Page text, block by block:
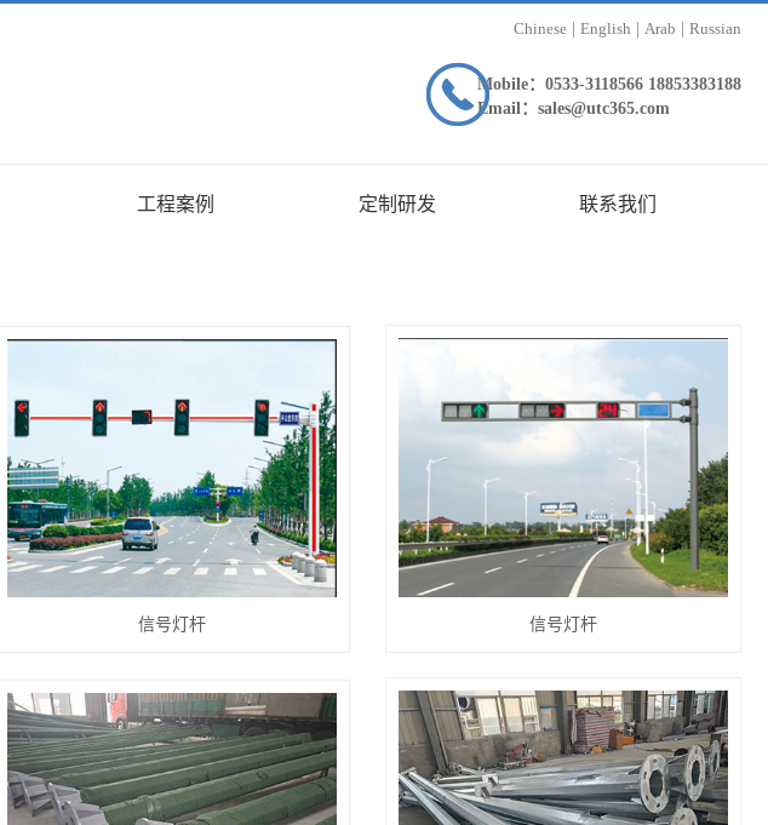
Chinese English Arab Russian
Mobile：0533-3118566 18853383188
Email：sales@utc365.com
工程案例 定制研发 联系我们
信号灯杆 信号灯杆